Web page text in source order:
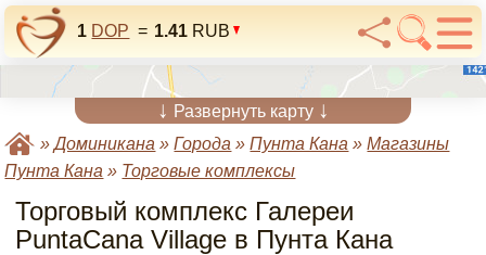
1 DOP = 1.41 RUB
↓ Развернуть карту ↓
»Доминикана »Города »Пунта Кана »Магазины
Пунта Кана » Торговые комплексы
Торговый комплекс Галереи
PuntaCana Village в Пунта Кана